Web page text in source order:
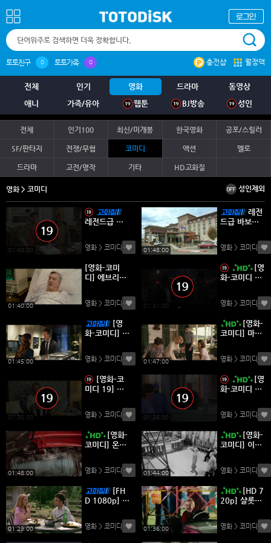
토토친구 0 토토가족 0 충전샵 월정액
전체 인기 영화 드라마
동영상
애니
가족/유아 웹툰 BJ방송 성인
전체 인기100 최신/미개봉 한국영화 공포/스릴러
SF/판타지 전쟁/무협 코미디 액션 멜로
드라마 고전/명작 기타 HD고화질
영화 > 코미디 성인제외
01:48:00
레전드급 바
투]
영화 > 코미디(0) 01:48:00
레전
드급 바보들
영화 > 코미디(0)
01:40:00
[영화-코미
디] 에브리바
erybodys.Fi
ne.2009.72
영화 > 코미디(0) 01:31:00
[영
화-코미디 1
Old.School.
2003.1080
글자막
영화 > 코미디(0)
01:45:00
[영
화-코미디] 상
는 로맨틱한
자세.2018.1
막
영화 > 코미디(0) 01:47:00
[영화-
코미디] 마이
y.One.And.
Only.2009.
ay.한글자막
영화 > 코미디(0)
01:35:00
[영화-코
미디 19] 와
e.Wilde.We
dding.201
자막
영화 > 코미디(0) 01:26:00
[영
화-코미디 1
큐즈드.Wron
gfully.Accus
80p.한글자
막
영화 > 코미디(0)
01:48:00
[영화-
코미디] 온리
1994.1080
p.한글자막 영화 > 코미디(0) 01:44:00
[영화-
코미디] 이혼
타일.Divorc
e.Italian.Styl
0p.한글자막
영화 > 코미디(0)
01:29:00
[FH
D 1080p] 스
전트 (2SUB)
2
영화 > 코미디(0) 01:36:00
[HD 7
20p] 샬롯의
영화 > 코미디(0)